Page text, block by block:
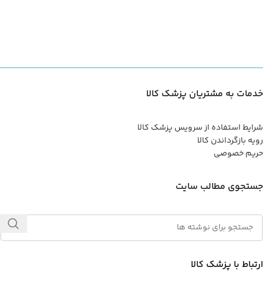
خدمات به مشتریان پزشک کالا
شرایط استفاده از سرویس پزشک کالا
رویه بازگرداندن کالا
حریم خصوصی
جستجوی مطالب سایت
ارتباط با پزشک کالا